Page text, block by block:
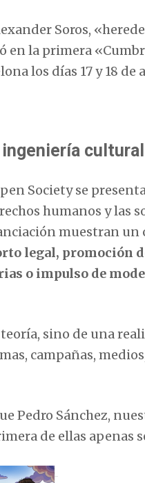
Soros,
en la primera
los días 17 y 18
cultural
Society se
humanos y las
muestran un
legal, promoción
o impulso de
sino de una
campañas,
Pedro Sánchez,
de ellas apenas